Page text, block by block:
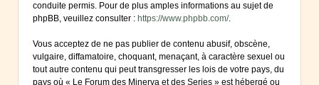
conduite permis. Pour de plus amples informations au sujet de
phpBB, veuillez consulter : https://www.phpbb.com/.
Vous acceptez de ne pas publier de contenu abusif, obscène,
vulgaire, diffamatoire, choquant, menaçant, à caractère sexuel ou
tout autre contenu qui peut transgresser les lois de votre pays, du
pays où « Le Forum des Minerva et des Series » est hébergé ou